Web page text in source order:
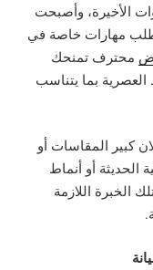
الأخيرة، وأصبحت
مهارات خاصة في
محترف تمنحك
العصرية بما يتناسب
كبير المقاسات أو
الحديثة أو أنماط
الخبرة اللازمة